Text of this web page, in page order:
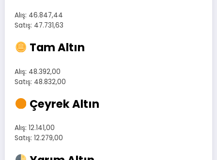
Alış: 46.847,44
Satış: 47.731,63
Tam Altın
Alış: 48.392,00
Satış: 48.832,00
Çeyrek Altın
Alış: 12.141,00
Satış: 12.279,00